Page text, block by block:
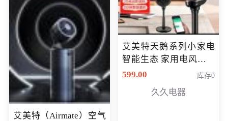
艾美特（Airmate）空气
艾美特天鹅系列小家电
智能生态 家用电风扇直
流变频节能轻音空气循
鹅，白天鹅智能)
599.00 库存0
久久电器